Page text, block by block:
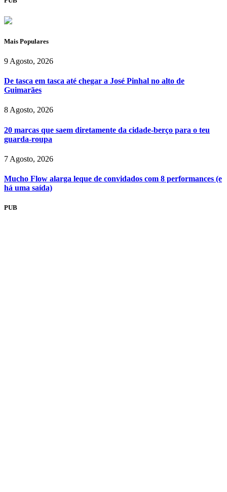
Mais Populares
9 Agosto, 2026
De tasca em tasca até chegar a José Pinhal no alto de
Guimarães
8 Agosto, 2026
20 marcas que saem diretamente da cidade-berço para o teu
guarda-roupa
7 Agosto, 2026
Mucho Flow alarga leque de convidados com 8 performances (e
há uma saída)
PUB